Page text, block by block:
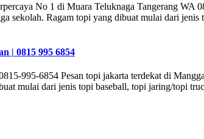
No 1 di Muara Teluknaga Tangerang WA
sekolah. Ragam topi yang dibuat mulai dari
| 0815 995 6854
995-6854 Pesan topi jakarta terdekat di
mulai dari jenis topi baseball, topi jaring/topi